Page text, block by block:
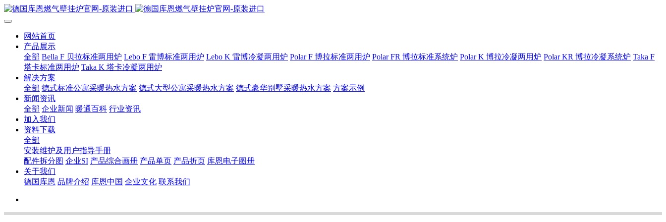
网站首页
产品展示
全部 Bella F 贝拉标准两用炉 Lebo F 雷博标准两用炉 Lebo K 雷博冷凝两用炉 Polar F 博拉标准两用炉 Polar FR 博拉标准系统炉 Polar K 博拉冷凝两用炉 Polar KR 博拉冷凝系统炉 Taka F
塔卡标准两用炉 Taka K 塔卡冷凝两用炉
解决方案
全部 德式标准公寓采暖热水方案 德式大型公寓采暖热水方案 德式豪华别墅采暖热水方案 方案示例
新闻资讯
全部 企业新闻 暖通百科 行业资讯
加入我们
资料下载
全部
安装维护及用户指导手册
配件拆分图 企业SI 产品综合画册 产品单页 产品折页 库恩电子图册
关于我们
德国库恩 品牌介绍 库恩中国 企业文化 联系我们